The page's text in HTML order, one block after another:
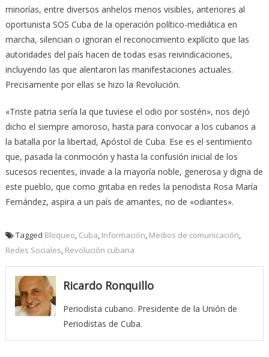
minorías, entre diversos anhelos menos visibles, anteriores al
oportunista SOS Cuba de la operación político-mediática en
marcha, silencian o ignoran el reconocimiento explícito que las
autoridades del país hacen de todas esas reivindicaciones,
incluyendo las que alentaron las manifestaciones actuales.
Precisamente por ellas se hizo la Revolución.
«Triste patria sería la que tuviese el odio por sostén», nos dejó
dicho el siempre amoroso, hasta para convocar a los cubanos a
la batalla por la libertad, Apóstol de Cuba. Ese es el sentimiento
que, pasada la conmoción y hasta la confusión inicial de los
sucesos recientes, invade a la mayoría noble, generosa y digna de
este pueblo, que como gritaba en redes la periodista Rosa María
Fernández, aspira a un país de amantes, no de «odiantes».
Tagged Bloqueo Cuba Información Medios de comunicación
Redes Sociales Revolución cubana
Ricardo Ronquillo
Periodista cubano. Presidente de la Unión de
Periodistas de Cuba.